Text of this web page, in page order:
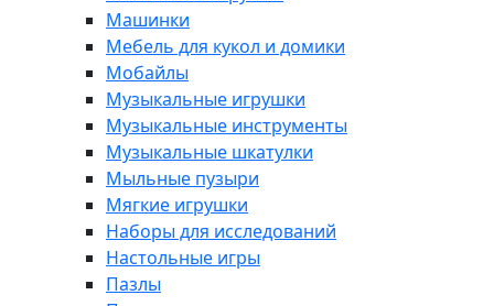
Машинки
Мебель для кукол и домики
Мобайлы
Музыкальные игрушки
Музыкальные инструменты
Музыкальные шкатулки
Мыльные пузыри
Мягкие игрушки
Наборы для исследований
Настольные игры
Пазлы